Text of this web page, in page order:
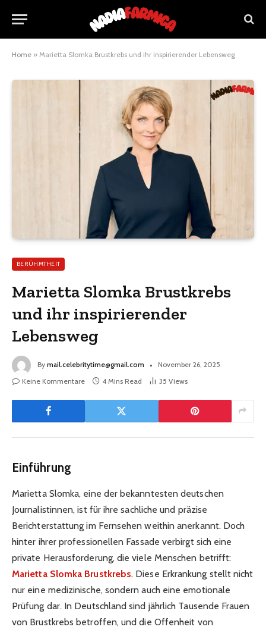
Home » Marietta Slomka Brustkrebs und ihr inspirierender Lebensweg
BERÜHMTHEIT
Marietta Slomka Brustkrebs
und ihr inspirierender
Lebensweg
By mail.celebritytime@gmail.com
November 26, 2025
Keine Kommentare
4 Mins Read 35 Views
Einführung
Marietta Slomka, eine der bekanntesten deutschen
Journalistinnen, ist für ihre sachliche und präzise
Berichterstattung im Fernsehen weithin anerkannt. Doch
hinter ihrer professionellen Fassade verbirgt sich eine
private Herausforderung, die viele Menschen betrifft:
Marietta Slomka Brustkrebs. Diese Erkrankung stellt nicht
nur eine medizinische, sondern auch eine emotionale
Prüfung dar. In Deutschland sind jährlich Tausende Frauen
von Brustkrebs betroffen, und die Offenheit von